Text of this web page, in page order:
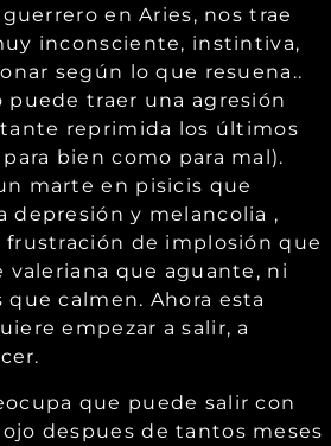
en Aries, nos trae
inconsciente, instintiva,
según lo que resuena..
puede traer una agresión
reprimida los últimos
bien como para mal).
marte en pisicis que
depresión y melancolia ,
frustración de implosión que
valeriana que aguante, ni
que calmen. Ahora esta
empezar a salir, a
que puede salir con
despues de tantos meses